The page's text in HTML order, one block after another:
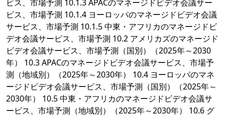
ビス、市場予測 10.1.3 APACのマネージドビデオ会議サー
ビス、市場予測 10.1.4 ヨーロッパのマネージドビデオ会議
サービス、市場予測 10.1.5 中東・アフリカのマネージドビ
デオ会議サービス、市場予測 10.2 アメリカズのマネージド
ビデオ会議サービス、市場予測（国別）（2025年～2030
年） 10.3 APACのマネージドビデオ会議サービス、市場予
測（地域別）（2025年～2030年） 10.4 ヨーロッパのマネ
ージドビデオ会議サービス、市場予測（国別）（2025年～
2030年） 10.5 中東・アフリカのマネージドビデオ会議サ
ービス、市場予測（地域別）（2025年～2030年） 10.6 グ